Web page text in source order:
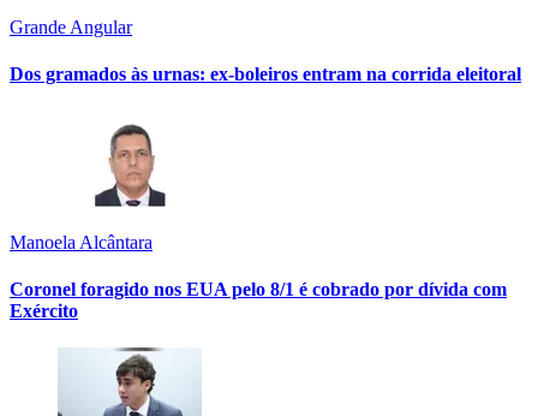
Grande Angular
Dos gramados às urnas: ex-boleiros entram na corrida eleitoral
Manoela Alcântara
Coronel foragido nos EUA pelo 8/1 é cobrado por dívida com
Exército